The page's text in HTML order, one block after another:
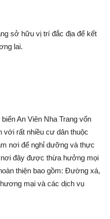
sở hữu vị trí đắc địa để kết
lai.
An Viên Nha Trang vốn
với rất nhiều cư dân thuộc
nơi để ngh‌ỉ dưỡng và thực
đây được thừa hưởng mọi
thiện bao gồm: Đường xá,
mại và các dịc‌h vụ